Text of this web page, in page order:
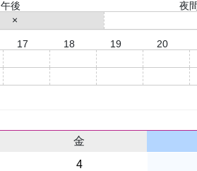
午後
夜間
×
17 18 19 20
金
4